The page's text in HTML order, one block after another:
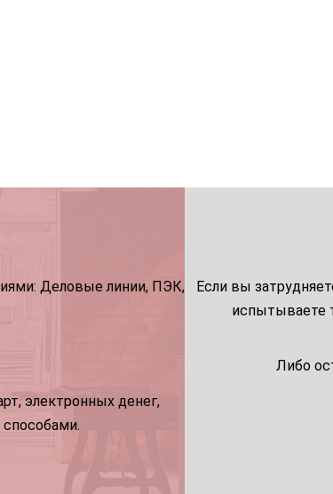
Деловые линии, ПЭК,
электронных денег,
Если вы
испытываете
Либо